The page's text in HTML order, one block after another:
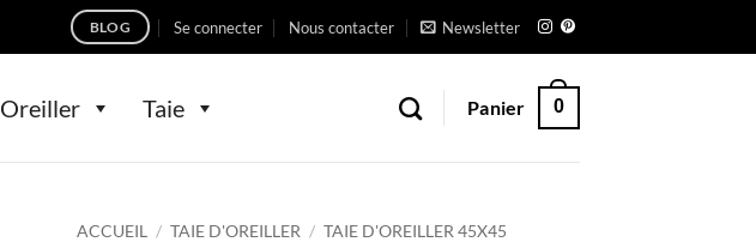
BLOG Se connecter Nous contacter Newsletter
Oreiller Taie Panier 0
ACCUEIL / TAIE D'OREILLER / TAIE D'OREILLER 45X45